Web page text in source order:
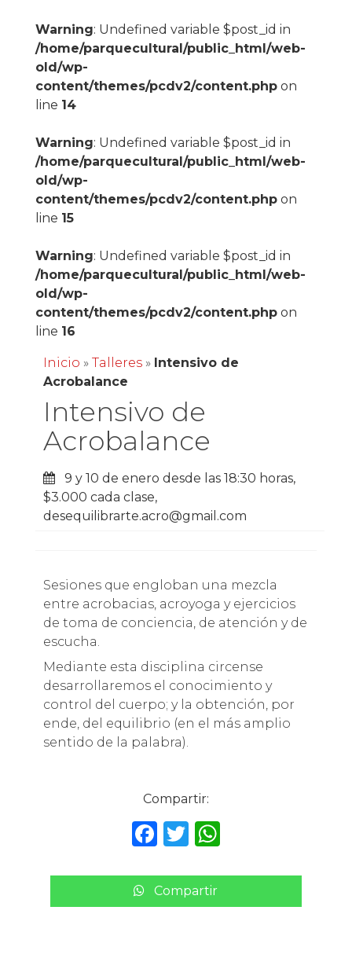
Warning: Undefined variable $post_id in
/home/parquecultural/public_html/web-
old/wp-
content/themes/pcdv2/content.phpon
line 14
Warning: Undefined variable $post_id in
/home/parquecultural/public_html/web-
old/wp-
content/themes/pcdv2/content.phpon
line 15
Warning: Undefined variable $post_id in
/home/parquecultural/public_html/web-
old/wp-
content/themes/pcdv2/content.phpon
line 16
Inicio » Talleres» Intensivo de
Acrobalance
Intensivo de
Acrobalance
9 y 10 de enero desde las 18:30 horas,
$3.000 cada clase,
desequilibrarte.acro@gmail.com
Sesiones que engloban una mezcla
entre acrobacias, acro­yoga y ejercicios
de toma de conciencia, de atención y de
escucha.
Mediante esta disciplina circense
desarrollaremos el conocimiento y
control del cuerpo; y la obtención, por
ende, del equilibrio (en el más amplio
sentido de la palabra).
Compartir:
F
c
e
T
it
te
W
a
ts
Compartir